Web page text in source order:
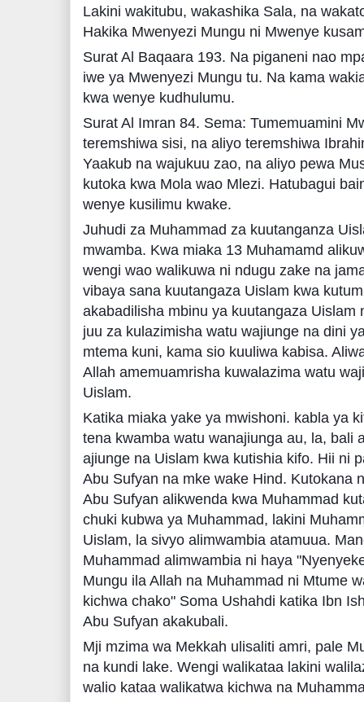
Lakini wakitubu, wakashika Sala, na
Hakika Mwenyezi Mungu ni Mwenye
Surat Al Baqaara 193. Na piganeni nao
iwe ya Mwenyezi Mungu tu. Na kama
kwa wenye kudhulumu.
Surat Al Imran 84. Sema: Tumemuamini
teremshiwa sisi, na aliyo teremshiwa
Yaakub na wajukuu zao, na aliyo pewa
kutoka kwa Mola wao Mlezi. Hatubagui
wenye kusilimu kwake.
Juhudi za Muhammad za kuutanganza
mwamba. Kwa miaka 13 Muhamamd
wengi wao walikuwa ni ndugu zake na
vibaya sana kuutangaza Uislam kwa
akabadilisha mbinu ya kuutangaza Uislam
juu za kulazimisha watu wajiunge na dini
mtema kuni, kama sio kuuliwa kabisa.
Allah amemuamrisha kuwalazima watu
Uislam.
Katika miaka yake ya mwishoni. kabla ya
tena kwamba watu wanajiunga au, la, bali
ajiunge na Uislam kwa kutishia kifo. Hii ni
Abu Sufyan na mke wake Hind. Kutokana
Abu Sufyan alikwenda kwa Muhammad
chuki kubwa ya Muhammad, lakini
Uislam, la sivyo alimwambia atamuua.
Muhammad alimwambia ni haya
Mungu ila Allah na Muhammad ni Mtume
kichwa chako" Soma Ushahdi katika Ibn
Abu Sufyan akakubali.
Mji mzima wa Mekkah ulisaliti amri, pale
na kundi lake. Wengi walikataa lakini
walio kataa walikatwa kichwa na